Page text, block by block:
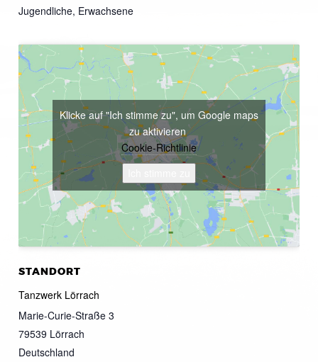
Jugendliche, Erwachsene
STANDORT
Tanzwerk Lörrach
Marie-Curie-Straße 3
79539 Lörrach
Deutschland
Klicke auf "Ich stimme zu", um Google maps
zu aktivieren
Cookie-Richtlinie